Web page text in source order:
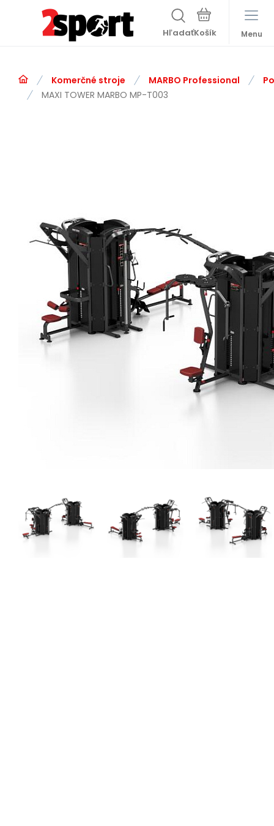
Hľadať Menu
Komerčné stroje MARBO Professional
MAXI TOWER MARBO MP-T003